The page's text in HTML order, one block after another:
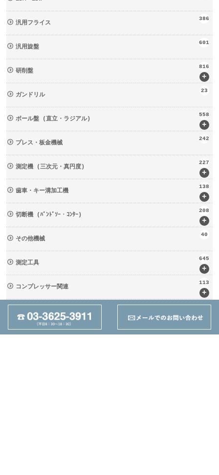
汎用フライス
386
汎用旋盤
601
+
研削盤
816
ガンドリル
23
+
ボール盤 (直立・ラジアル)
558
プレス・板金機械
242
+
測定機 (三次元・真円度)
227
+
歯車・キー溝加工機
138
+
切断機 (ﾊﾞﾝﾄﾞｿｰ・ｺﾝﾀｰ)
208
その他機械
40
+
測定工具
645
+
コンプレッサー関連
113
+
輸送・荷役機械 (ﾘﾌﾀｰ・台車)
133
周辺工具(定盤・バイス)
237